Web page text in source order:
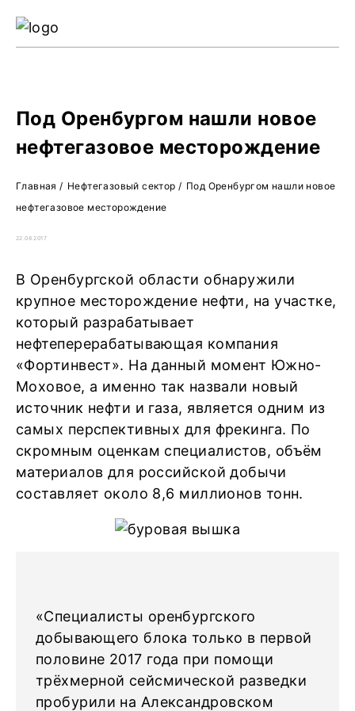
Под Оренбургом нашли новое
нефтегазовое месторождение
Главная / Нефтегазовый сектор/ Под Оренбургом нашли новое
нефтегазовое месторождение
22.08.2017
В Оренбургской области обнаружили
крупное месторождение нефти, на участке,
который разрабатывает
нефтеперерабатывающая компания
«Фортинвест». На данный момент Южно-
Моховое, а именно так назвали новый
источник нефти и газа, является одним из
самых перспективных для фрекинга. По
скромным оценкам специалистов, объём
материалов для российской добычи
составляет около 8,6 миллионов тонн.
«Специалисты оренбургского
добывающего блока только в первой
половине 2017 года при помощи
трёхмерной сейсмической разведки
пробурили на Александровском